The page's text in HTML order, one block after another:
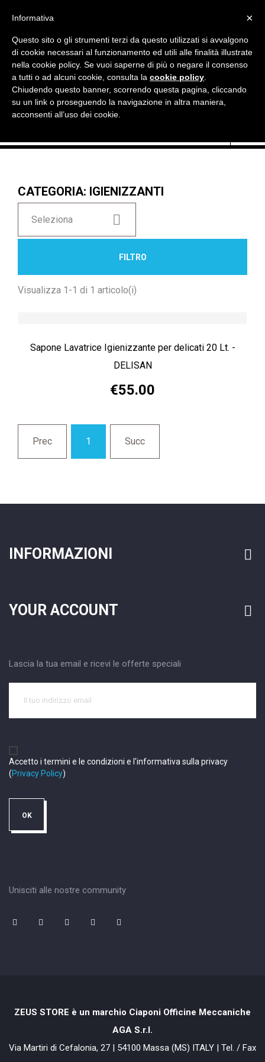

Currency: EUR € 
CATEGORIA: IGIENIZZANTI
Seleziona 
FILTRO
Visualizza 1-1 di 1 articolo(i)
Sapone Lavatrice Igienizzante per delicati 20 Lt. -
DELISAN
€55.00
Prec 1 Succ
INFORMAZIONI 
YOUR ACCOUNT 
Lascia la tua email e ricevi le offerte speciali
Accetto i termini e le condizioni e l'informativa sulla privacy
(Privacy Policy)
Unisciti alle nostre community
ZEUS STORE è un marchio Ciaponi Officine Meccaniche
AGA S.r.l.
Via Martiri di Cefalonia, 27 | 54100 Massa (MS) ITALY | Tel. / Fax
×
Informativa
Questo sito o gli strumenti terzi da questo utilizzati si avvalgono
di cookie necessari al funzionamento ed utili alle finalità illustrate
nella cookie policy. Se vuoi saperne di più o negare il consenso
a tutti o ad alcuni cookie, consulta la cookie policy
Chiudendo questo banner, scorrendo questa pagina, cliccando
su un link o proseguendo la navigazione in altra maniera,
acconsenti all’uso dei cookie.